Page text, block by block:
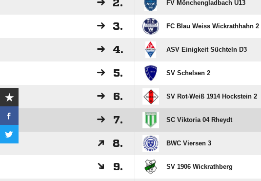
2. FV Mönchengladbach U13
3. FC Blau Weiss Wickrathhahn 2
4. ASV Einigkeit Süchteln D3
5. SV Schelsen 2
6. SV Rot-Weiß 1914 Hockstein 2
7. SC Viktoria 04 Rheydt
8. BWC Viersen 3
9. SV 1906 Wickrathberg